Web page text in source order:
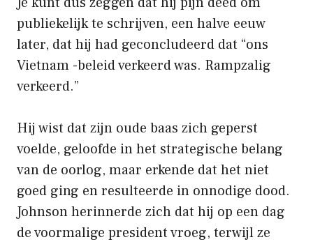
publiekelijk te schrijven, een halve eeuw
later, dat hij had geconcludeerd dat “ons
Vietnam -beleid verkeerd was. Rampzalig
verkeerd.”
Hij wist dat zijn oude baas zich geperst
voelde, geloofde in het strategische belang
van de oorlog, maar erkende dat het niet
goed ging en resulteerde in onnodige dood.
Johnson herinnerde zich dat hij op een dag
de voormalige president vroeg, terwijl ze